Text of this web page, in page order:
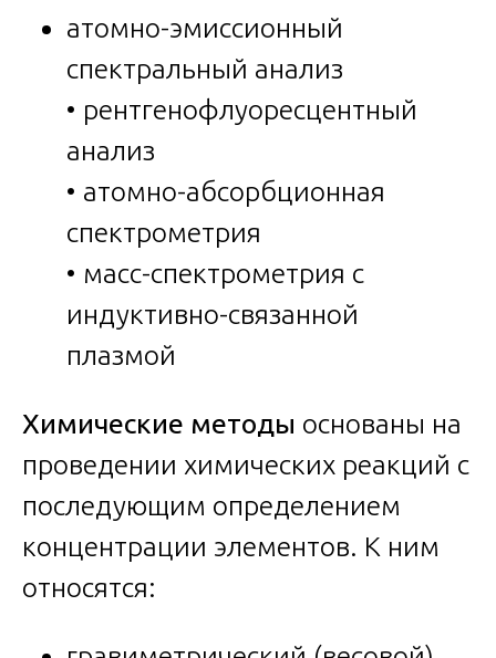
атомно-эмиссионный
спектральный анализ
• рентгенофлуоресцентный
анализ
• атомно-абсорбционная
спектрометрия
• масс-спектрометрия с
индуктивно-связанной
плазмой
Химические методы основаны на
проведении химических реакций с
последующим определением
концентрации элементов. К ним
относятся: